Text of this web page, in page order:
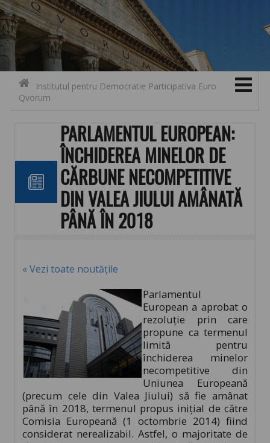
Skip to content
Institutul pentru Democratie Participativa Euro
Qvorum
PARLAMENTUL EUROPEAN:
ÎNCHIDEREA MINELOR DE
CĂRBUNE NECOMPETITIVE
DIN VALEA JIULUI AMÂNATĂ
PÂNĂ ÎN 2018
« Vezi toate noutățile
Parlamentul
European a aprobat o
rezoluţie prin care
propune ca termenul
limită pentru
închiderea minelor
necompetitive din
Uniunea Europeană
(precum cele din Valea Jiului) să fie amânat
până în 2018, termenul propus iniţial de către
Comisia Europeană (1 octombrie 2014) fiind
considerat nerealizabil. Astfel, o majoritate de